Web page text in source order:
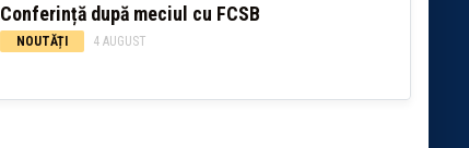
Conferință după meciul cu FCSB
NOUTĂȚI 4 AUGUST